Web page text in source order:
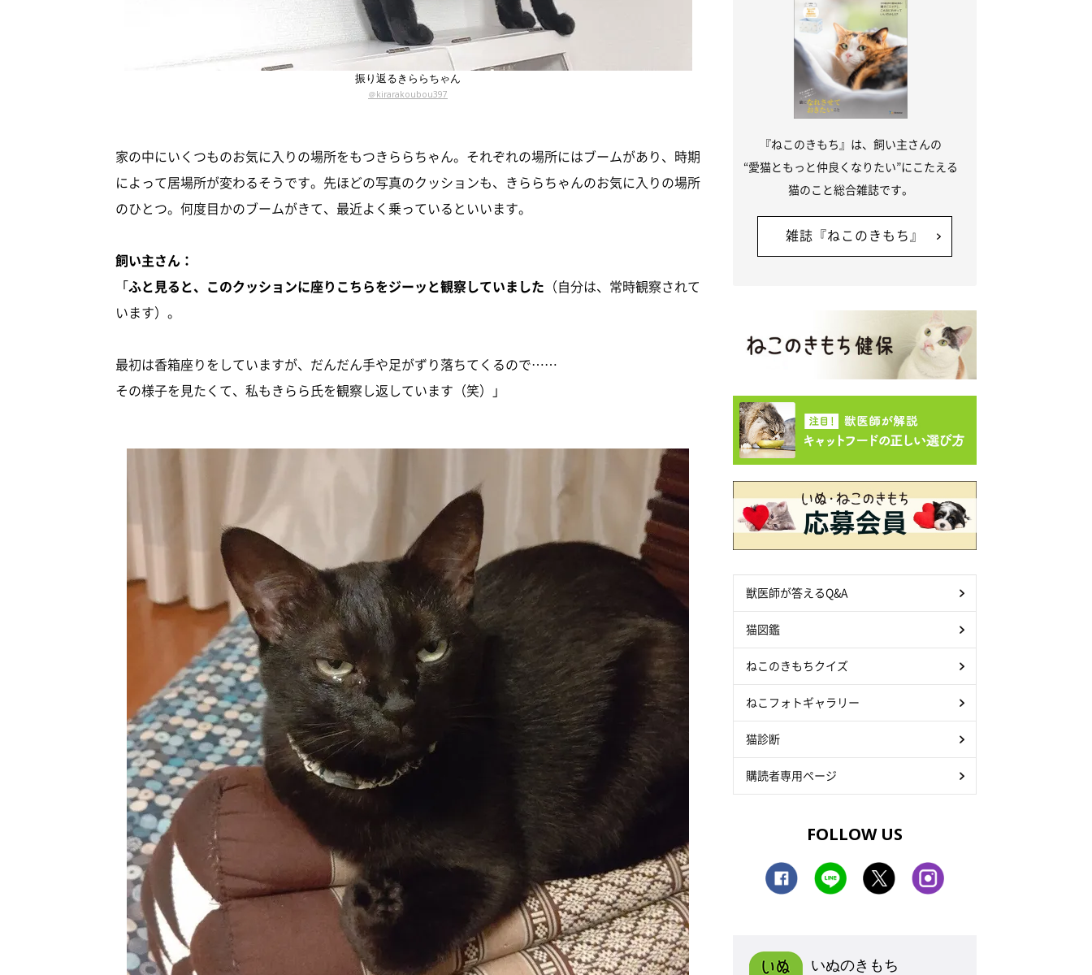
振り返るきららちゃん
＠kirarakoubou397
家の中にいくつものお気に入りの場所をもつきららちゃん。それぞれの場所にはブームがあり、時期
によって居場所が変わるそうです。先ほどの写真のクッションも、きららちゃんのお気に入りの場所
のひとつ。何度目かのブームがきて、最近よく乗っているといいます。
飼い主さん：
「ふと見ると、このクッションに座りこちらをジーッと観察していました （自分は、常時観察されて
います）。
最初は香箱座りをしていますが、だんだん手や足がずり落ちてくるので……
その様子を見たくて、私もきらら氏を観察し返しています（笑）」
『ねこのきもち』は、飼い主さんの
“愛猫ともっと仲良くなりたい”にこたえる
猫のこと総合雑誌です。
雑誌『ねこのきもち』
獣医師が答えるQ&A
猫図鑑
ねこのきもちクイズ
ねこフォトギャラリー
猫診断
購読者専用ページ
FOLLOW US
いぬのきもち